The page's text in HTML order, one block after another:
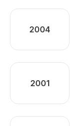
2004
2001